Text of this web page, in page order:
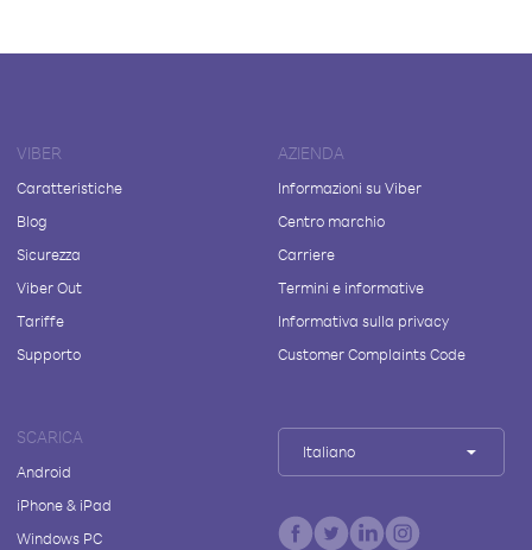
VIBER
Caratteristiche
Blog
Sicurezza
Viber Out
Tariffe
Supporto
AZIENDA
Informazioni su Viber
Centro marchio
Carriere
Termini e informative
Informativa sulla privacy
Customer Complaints Code
SCARICA
Android
iPhone & iPad
Windows PC
Italiano